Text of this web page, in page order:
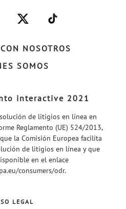
NOSOTROS
SOMOS
–
TWITTER–
–
WELIFE–
interactive 2021
de litigios en línea en
Reglamento (UE) 524/2013,
la Comisión Europea facilita
de litigios en línea y que
en el enlace
consumers/odr.
LEGAL